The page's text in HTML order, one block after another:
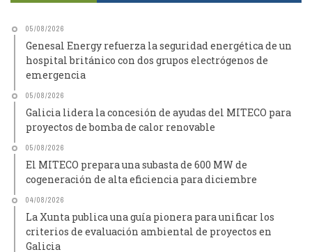
05/08/2026
Genesal Energy refuerza la seguridad energética de un
hospital británico con dos grupos electrógenos de
emergencia
05/08/2026
Galicia lidera la concesión de ayudas del MITECO para
proyectos de bomba de calor renovable
05/08/2026
El MITECO prepara una subasta de 600 MW de
cogeneración de alta eficiencia para diciembre
04/08/2026
La Xunta publica una guía pionera para unificar los
criterios de evaluación ambiental de proyectos en
Galicia